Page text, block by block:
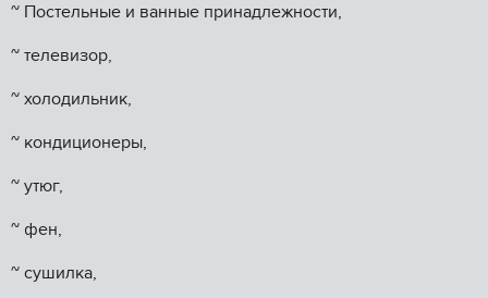
~ Постельные и ванные принадлежности,
~ телевизор,
~ холодильник,
~ кондиционеры,
~ утюг,
~ фен,
~ сушилка,